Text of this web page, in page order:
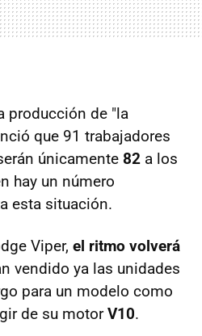
producción de "la
que 91 trabajadores
únicamente 82 a los
hay un número
esta situación.
Viper, el ritmo volverá
vendido ya las unidades
para un modelo como
de su motorV10.